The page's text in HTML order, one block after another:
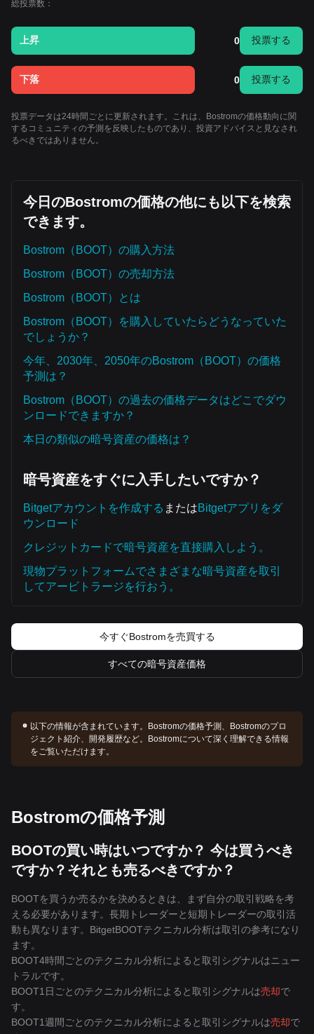
総投票数：
上昇 0 投票する
下落 0 投票する
投票データは24時間ごとに更新されます。これは、Bostromの価格動向に関
するコミュニティの予測を反映したものであり、投資アドバイスと見なされ
るべきではありません。
今日のBostromの価格の他にも以下を検索
できます。
Bostrom（BOOT）の購入方法
Bostrom（BOOT）の売却方法
Bostrom（BOOT）とは
Bostrom（BOOT）を購入していたらどうなっていた
でしょうか？
今年、2030年、2050年のBostrom（BOOT）の価格
予測は？
Bostrom（BOOT）の過去の価格データはどこでダウ
ンロードできますか？
本日の類似の暗号資産の価格は？
暗号資産をすぐに入手したいですか？
Bitgetアカウントを作成する またはBitgetアプリをダ
ウンロード
クレジットカードで暗号資産を直接購入しよう。
現物プラットフォームでさまざまな暗号資産を取引
してアービトラージを行おう。
今すぐBostromを売買する
すべての暗号資産価格
以下の情報が含まれています。
Bostromの価格予測、Bostromのプロ
ジェクト紹介、開発履歴など。Bostromについて深く理解できる情報
をご覧いただけます。
Bostromの価格予測
BOOTの買い時はいつですか？ 今は買うべき
ですか？それとも売るべきですか？
BOOTを買うか売るかを決めるときは、まず自分の取引戦略を考
える必要があります。長期トレーダーと短期トレーダーの取引活
動も異なります。BitgetBOOTテクニカル分析は取引の参考になり
ます。
BOOT4時間ごとのテクニカル分析によると取引シグナルは ニュー
トラルです。
BOOT1日ごとのテクニカル分析によると取引シグナルは売却で
す。
BOOT1週間ごとのテクニカル分析によると取引シグナルは売却で